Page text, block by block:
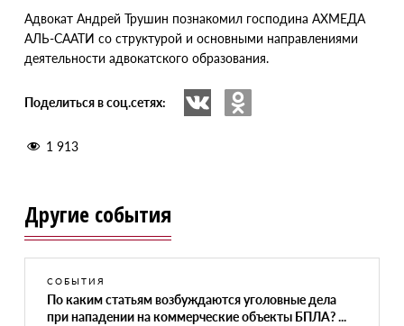
Адвокат Андрей Трушин познакомил господина АХМЕДА
АЛЬ-СААТИ со структурой и основными направлениями
деятельности адвокатского образования.
Поделиться в соц.сетях:
1 913
Другие события
СОБЫТИЯ
По каким статьям возбуждаются уголовные дела
при нападении на коммерческие объекты БПЛА? ...